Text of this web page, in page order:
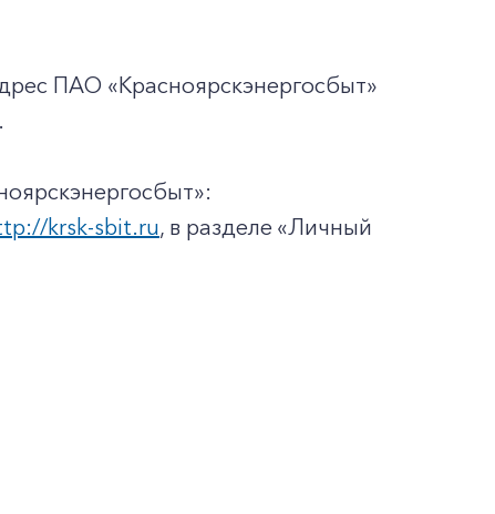
ПАО «Красноярскэнергосбыт»
krsk-sbit.ru, в разделе «Личный